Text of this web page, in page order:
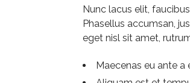
Nunc lacus elit,
Phasellus accumsan,
eget nisl sit amet,
Maecenas eu ante